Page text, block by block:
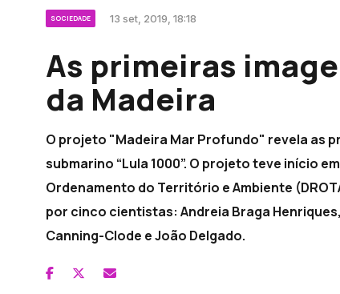
SOCIEDADE 13 set, 2019, 18:18
As primeiras
da Madeira
O projeto "Madeira Mar Profundo" revela as
submarino “Lula 1000”. O projeto teve início
Ordenamento do Território e Ambiente
por cinco cientistas: Andreia Braga
Canning-Clode e João Delgado.